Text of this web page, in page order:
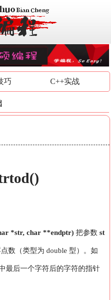
巧 C++实战
*str, char **endptr) 把参数st
数（类型为 double 型）。如
最后一个字符后的字符的指针